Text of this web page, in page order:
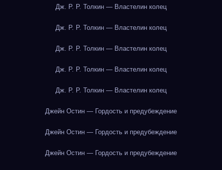
Дж. Р. Р. Толкин — Властелин колец
Дж. Р. Р. Толкин — Властелин колец
Дж. Р. Р. Толкин — Властелин колец
Дж. Р. Р. Толкин — Властелин колец
Дж. Р. Р. Толкин — Властелин колец
Джейн Остин — Гордость и предубеждение
Джейн Остин — Гордость и предубеждение
Джейн Остин — Гордость и предубеждение